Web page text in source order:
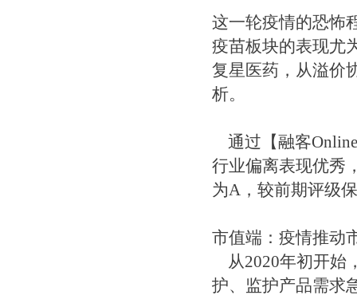
这一轮疫情的恐怖
疫苗板块的表现尤
复星医药，从溢价
析。
通过【融客
行业偏离表现优秀
为A，较前期评级
市值端：疫情推动
从2020年初开始
护、监护产品需求